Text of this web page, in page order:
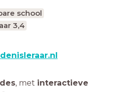
school
3,4
, met interactieve